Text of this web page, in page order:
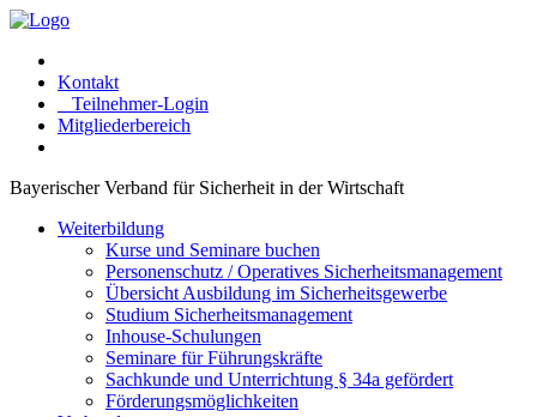
Kontakt
Teilnehmer-Login
Mitgliederbereich
Bayerischer Verband für Sicherheit in der Wirtschaft
Weiterbildung
Kurse und Seminare buchen
Personenschutz / Operatives Sicherheitsmanagement
Übersicht Ausbildung im Sicherheitsgewerbe
Studium Sicherheitsmanagement
Inhouse-Schulungen
Seminare für Führungskräfte
Sachkunde und Unterrichtung § 34a gefördert
Förderungsmöglichkeiten